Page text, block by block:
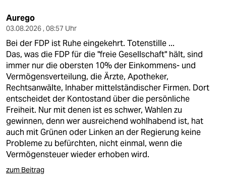
Aurego
03.08.2026 , 08:57 Uhr
Bei der FDP ist Ruhe eingekehrt. Totenstille ...
Das, was die FDP für die "freie Gesellschaft" hält, sind
immer nur die obersten 10% der Einkommens- und
Vermögensverteilung, die Ärzte, Apotheker,
Rechtsanwälte, Inhaber mittelständischer Firmen. Dort
entscheidet der Kontostand über die persönliche
Freiheit. Nur mit denen ist es schwer, Wahlen zu
gewinnen, denn wer ausreichend wohlhabend ist, hat
auch mit Grünen oder Linken an der Regierung keine
Probleme zu befürchten, nicht einmal, wenn die
Vermögensteuer wieder erhoben wird.
zum Beitrag